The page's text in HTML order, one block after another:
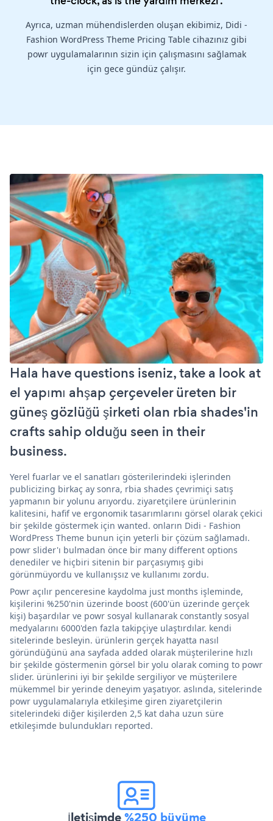
Ayrıca, uzman mühendislerden oluşan ekibimiz, Didi -
Fashion WordPress Theme Pricing Table cihazınız gibi
powr uygulamalarının sizin için çalışmasını sağlamak
için gece gündüz çalışır.
Hala have questions iseniz, take a look at
el yapımı ahşap çerçeveler üreten bir
güneş gözlüğü şirketi olan rbia shades'in
crafts sahip olduğu seen in their
business.
Yerel fuarlar ve el sanatları gösterilerindeki işlerinden
publicizing birkaç ay sonra, rbia shades çevrimiçi satış
yapmanın bir yolunu arıyordu. ziyaretçilere ürünlerinin
kalitesini, hafif ve ergonomik tasarımlarını görsel olarak çekici
bir şekilde göstermek için wanted. onların Didi - Fashion
WordPress Theme bunun için yeterli bir çözüm sağlamadı.
powr slider'ı bulmadan önce bir many different options
denediler ve hiçbiri sitenin bir parçasıymış gibi
görünmüyordu ve kullanışsız ve kullanımı zordu.
Powr açılır penceresine kaydolma just months işleminde,
kişilerini %250'nin üzerinde boost (600'ün üzerinde gerçek
kişi) başardılar ve powr sosyal kullanarak constantly sosyal
medyalarını 6000'den fazla takipçiye ulaştırdılar. kendi
sitelerinde besleyin. ürünlerin gerçek hayatta nasıl
göründüğünü ana sayfada added olarak müşterilerine hızlı
bir şekilde göstermenin görsel bir yolu olarak coming to powr
slider. ürünlerini iyi bir şekilde sergiliyor ve müşterilere
mükemmel bir yerinde deneyim yaşatıyor. aslında, sitelerinde
powr uygulamalarıyla etkileşime giren ziyaretçilerin
sitelerindeki diğer kişilerden 2,5 kat daha uzun süre
etkileşimde bulundukları reported.
İletişimde%250 büyüme